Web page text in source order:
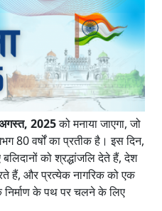
अगस्त, 2025को मनाया जाएगा, जो
80 वर्षों का प्रतीक है। इस दिन,
बलिदानों को श्रद्धांजलि देते हैं, देश
हैं, और प्रत्येक नागरिक को एक
के पथ पर चलने के लिए